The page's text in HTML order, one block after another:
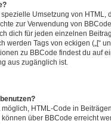
spezielle Umsetzung von
zur Verwendung von
dich für jeden einzelnen
werden Tags von eckigen („[“
zu BBCode findest du auf
aus zugänglich ist.
möglich, HTML-Code in
über BBCode erreicht